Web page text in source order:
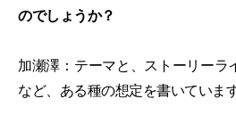
のでしょうか？
加瀬澤：テーマと、ストーリーラ
など、ある種の想定を書いています